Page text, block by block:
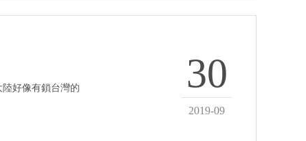
好像有鎖台灣的
30
2019-09